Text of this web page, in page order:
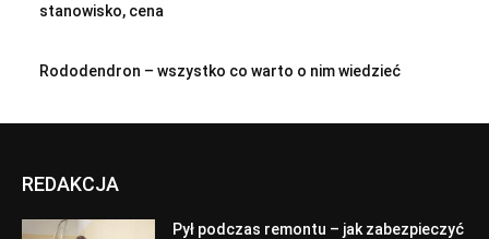
stanowisko, cena
Rododendron – wszystko co warto o nim wiedzieć
REDAKCJA
Pył podczas remontu – jak zabezpieczyć